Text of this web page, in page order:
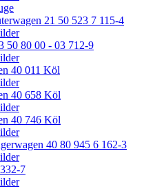
21 50 523 7 115-4
50 80 00 - 03 712-9
40 011 Köl
40 658 Köl
40 746 Köl
40 80 945 6 162-3
7